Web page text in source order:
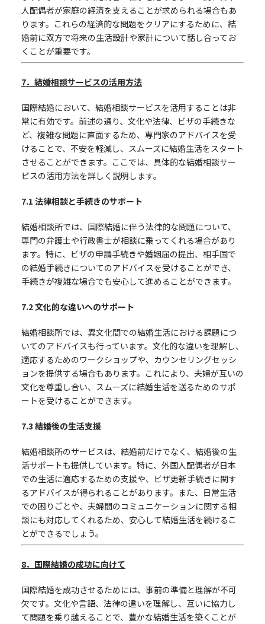
人配偶者が家庭の経済を支えることが求められる場合もあ
ります。これらの経済的な問題をクリアにするために、結
婚前に双方で将来の生活設計や家計について話し合ってお
くことが重要です。
7．結婚相談サービスの活用方法
国際結婚において、結婚相談サービスを活用することは非
常に有効です。前述の通り、文化や法律、ビザの手続きな
ど、複雑な問題に直面するため、専門家のアドバイスを受
けることで、不安を軽減し、スムーズに結婚生活をスタート
させることができます。ここでは、具体的な結婚相談サー
ビスの活用方法を詳しく説明します。
7.1 法律相談と手続きのサポート
結婚相談所では、国際結婚に伴う法律的な問題について、
専門の弁護士や行政書士が相談に乗ってくれる場合があり
ます。特に、ビザの申請手続きや婚姻届の提出、相手国で
の結婚手続きについてのアドバイスを受けることができ、
手続きが複雑な場合でも安心して進めることができます。
7.2文化的な違いへのサポート
結婚相談所では、異文化間での結婚生活における課題につ
いてのアドバイスも行っています。文化的な違いを理解し、
適応するためのワークショップや、カウンセリングセッシ
ョンを提供する場合もあります。これにより、夫婦が互いの
文化を尊重し合い、スムーズに結婚生活を送るためのサポ
ートを受けることができます。
7.3 結婚後の生活支援
結婚相談所のサービスは、結婚前だけでなく、結婚後の生
活サポートも提供しています。特に、外国人配偶者が日本
での生活に適応するための支援や、ビザ更新手続きに関す
るアドバイスが得られることがあります。また、日常生活
での困りごとや、夫婦間のコミュニケーションに関する相
談にも対応してくれるため、安心して結婚生活を続けるこ
とができるでしょう。
8．国際結婚の成功に向けて
国際結婚を成功させるためには、事前の準備と理解が不可
欠です。文化や言語、法律の違いを理解し、互いに協力し
て問題を乗り越えることで、豊かな結婚生活を築くことが